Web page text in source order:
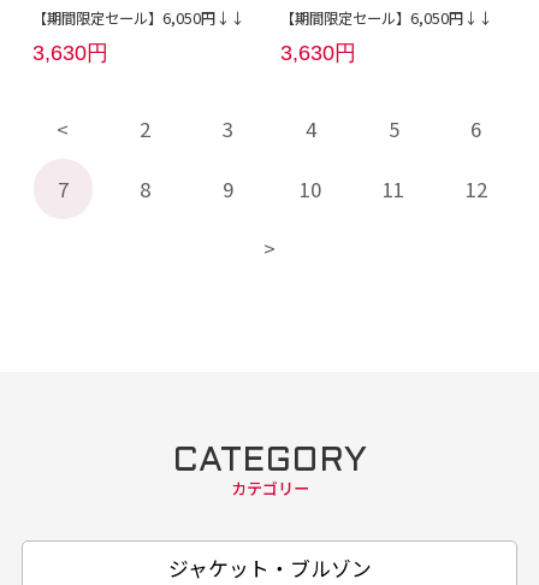
【期間限定セール】6,050円↓↓
3,630円
【期間限定セール】6,050円↓↓
3,630円
2 3 4 5 6
7 8 9 10 11 12
CATEGORY
カテゴリー
ジャケット・ブルゾン